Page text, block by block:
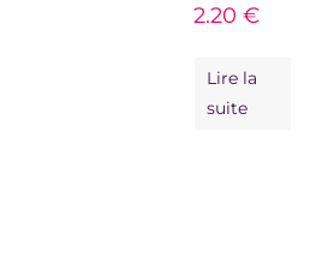
2.20€
Lire la
suite